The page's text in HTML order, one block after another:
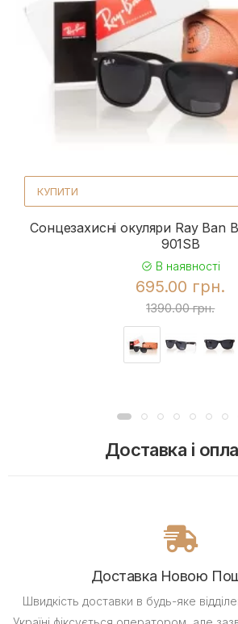
КУПИТИ
Сонцезахисні окуляри Ray Ban
901SB
В наявності
695.00 грн.
1390.00 грн.
Доставка і
Доставка Новою
Швидкість доставки в будь-яке